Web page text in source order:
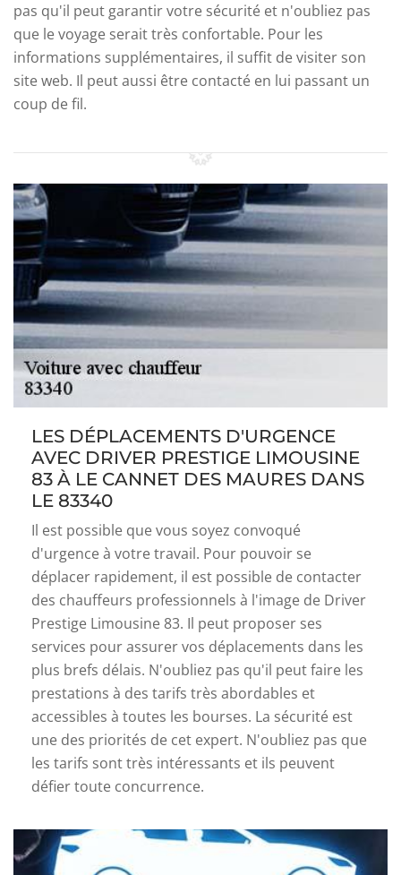
pas qu'il peut garantir votre sécurité et n'oubliez pas
que le voyage serait très confortable. Pour les
informations supplémentaires, il suffit de visiter son
site web. Il peut aussi être contacté en lui passant un
coup de fil.
LES DÉPLACEMENTS D'URGENCE
AVEC DRIVER PRESTIGE LIMOUSINE
83 À LE CANNET DES MAURES DANS
LE 83340
Il est possible que vous soyez convoqué
d'urgence à votre travail. Pour pouvoir se
déplacer rapidement, il est possible de contacter
des chauffeurs professionnels à l'image de Driver
Prestige Limousine 83. Il peut proposer ses
services pour assurer vos déplacements dans les
plus brefs délais. N'oubliez pas qu'il peut faire les
prestations à des tarifs très abordables et
accessibles à toutes les bourses. La sécurité est
une des priorités de cet expert. N'oubliez pas que
les tarifs sont très intéressants et ils peuvent
défier toute concurrence.